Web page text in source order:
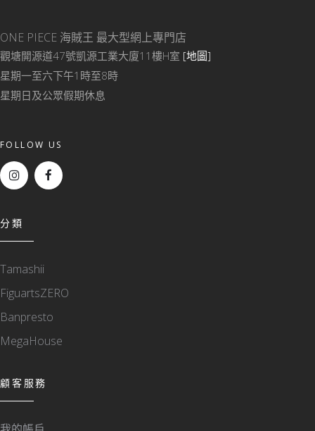
ONE PIECE 海賊王 最大型網上專門店
觀塘開源道47號凱源工業大廈11樓H室 [地圖]
星期一至六下午1時至8時
星期日及公眾假期休息
FOLLOW US
分類
Tamashii
FiguartsZERO
Banpresto
MegaHouse
顧客服務